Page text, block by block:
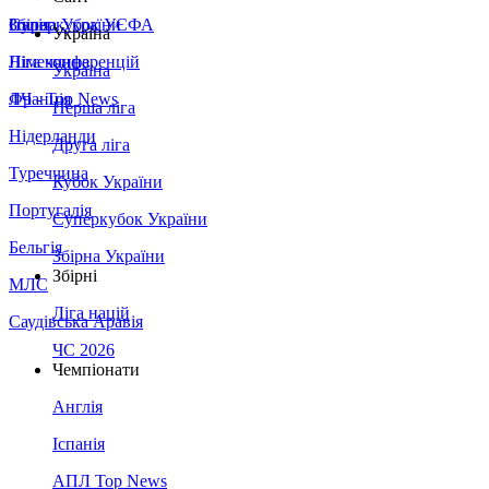
Збірна України
Італія
Німеччина
Франція
Нідерланди
Туреччина
Португалія
Бельгія
МЛС
Саудівська Аравія
Суперкубок УЄФА
Ліга конференцій
ЛЧ - Top News
Україна
Україна
Перша ліга
Друга ліга
Кубок України
Суперкубок України
Збірна України
Збірні
Ліга націй
ЧС 2026
Чемпіонати
Англія
Іспанія
АПЛ Top News